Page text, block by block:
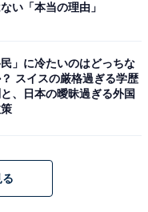
料。シャンプー・リ
ります。
い「本当の理由」
民」に冷たいのはどっちな
スイスの厳格過ぎる学歴
、日本の曖昧過ぎる外国